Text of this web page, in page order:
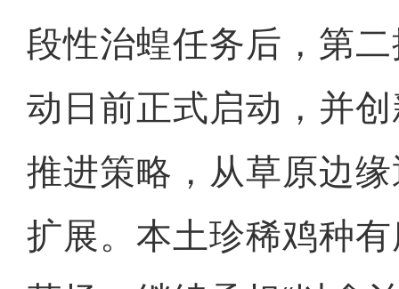
段性治蝗任务后，第
动日前正式启动，并
推进策略，从草原边
扩展。本土珍稀鸡种